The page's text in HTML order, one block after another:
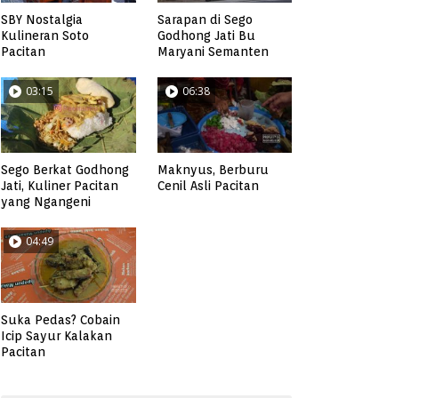
SBY Nostalgia
Kulineran Soto
Pacitan
Sarapan di Sego
Godhong Jati Bu
Maryani Semanten
03:15
Sego Berkat Godhong
Jati, Kuliner Pacitan
yang Ngangeni
06:38
Maknyus, Berburu
Cenil Asli Pacitan
04:49
Suka Pedas? Cobain
Icip Sayur Kalakan
Pacitan